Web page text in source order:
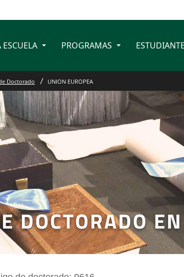
ESCUELA PROGRAMAS
Doctorado UNION EUROPEA
DOCTORADO